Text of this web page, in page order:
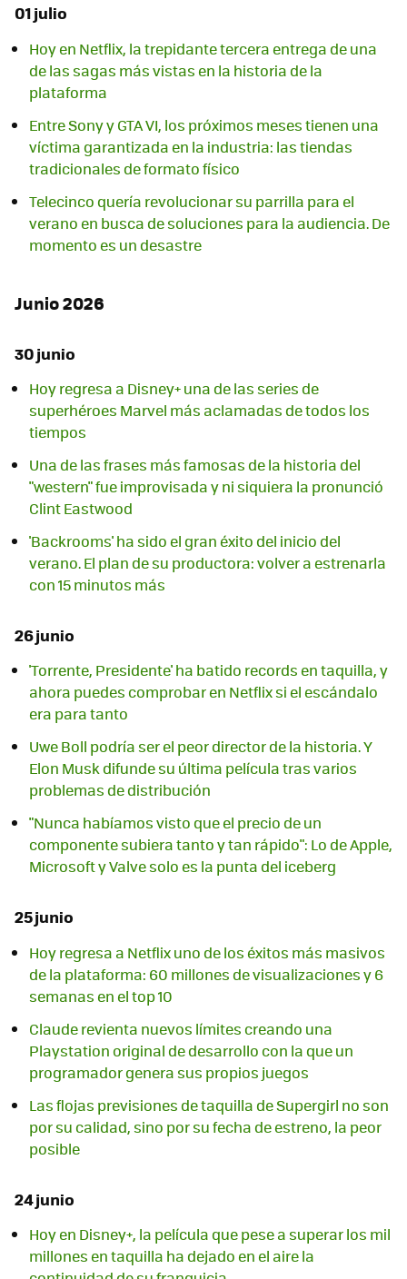
01 julio
Hoy en Netflix, la trepidante tercera entrega de una
de las sagas más vistas en la historia de la
plataforma
Entre Sony y GTA VI, los próximos meses tienen una
víctima garantizada en la industria: las tiendas
tradicionales de formato físico
Telecinco quería revolucionar su parrilla para el
verano en busca de soluciones para la audiencia. De
momento es un desastre
Junio 2026
30 junio
Hoy regresa a Disney+ una de las series de
superhéroes Marvel más aclamadas de todos los
tiempos
Una de las frases más famosas de la historia del
"western" fue improvisada y ni siquiera la pronunció
Clint Eastwood
'Backrooms' ha sido el gran éxito del inicio del
verano. El plan de su productora: volver a estrenarla
con 15 minutos más
26 junio
'Torrente, Presidente' ha batido records en taquilla, y
ahora puedes comprobar en Netflix si el escándalo
era para tanto
Uwe Boll podría ser el peor director de la historia. Y
Elon Musk difunde su última película tras varios
problemas de distribución
"Nunca habíamos visto que el precio de un
componente subiera tanto y tan rápido": Lo de Apple,
Microsoft y Valve solo es la punta del iceberg
25 junio
Hoy regresa a Netflix uno de los éxitos más masivos
de la plataforma: 60 millones de visualizaciones y 6
semanas en el top 10
Claude revienta nuevos límites creando una
Playstation original de desarrollo con la que un
programador genera sus propios juegos
Las flojas previsiones de taquilla de Supergirl no son
por su calidad, sino por su fecha de estreno, la peor
posible
24 junio
Hoy en Disney+, la película que pese a superar los mil
millones en taquilla ha dejado en el aire la